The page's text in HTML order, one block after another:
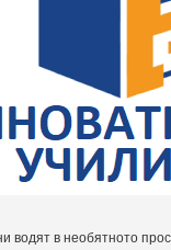
водят в необятното